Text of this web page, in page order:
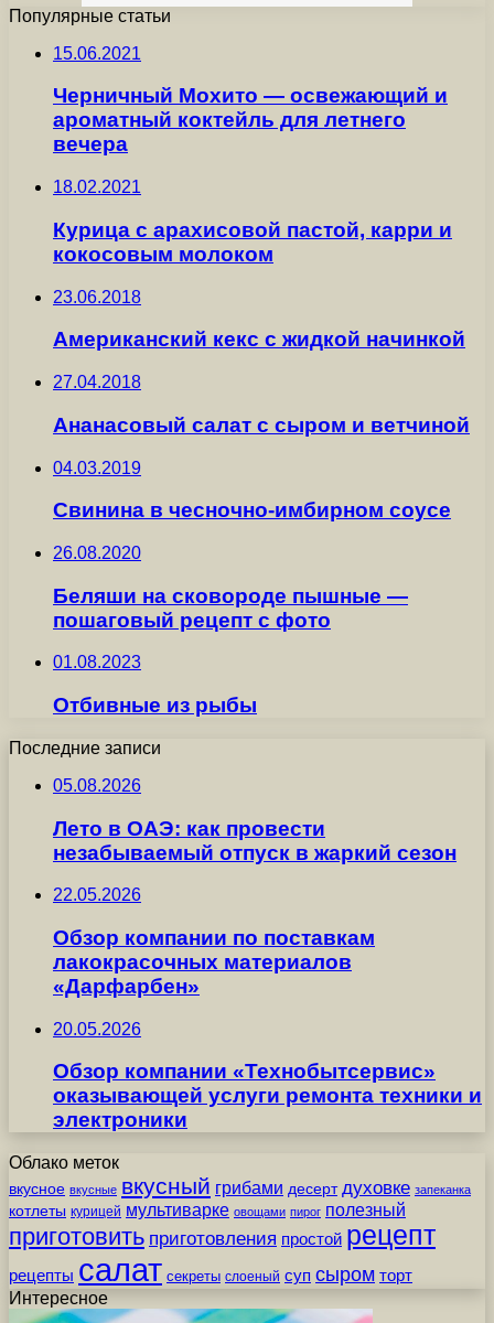
Популярные статьи
15.06.2021
Черничный Мохито — освежающий и
ароматный коктейль для летнего
вечера
18.02.2021
Курица с арахисовой пастой, карри и
кокосовым молоком
23.06.2018
Американский кекс с жидкой начинкой
27.04.2018
Ананасовый салат с сыром и ветчиной
04.03.2019
Свинина в чесночно-имбирном соусе
26.08.2020
Беляши на сковороде пышные —
пошаговый рецепт с фото
01.08.2023
Отбивные из рыбы
Последние записи
05.08.2026
Лето в ОАЭ: как провести
незабываемый отпуск в жаркий сезон
22.05.2026
Обзор компании по поставкам
лакокрасочных материалов
«Дарфарбен»
20.05.2026
Обзор компании «Технобытсервис»
оказывающей услуги ремонта техники и
электроники
Облако меток
вкусное вкусные вкусный грибами десерт духовке запеканка
котлеты курицей мультиварке овощами пирог полезный
приготовить приготовления простой рецепт
рецепты салат секреты слоеный суп сыром торт
Интересное